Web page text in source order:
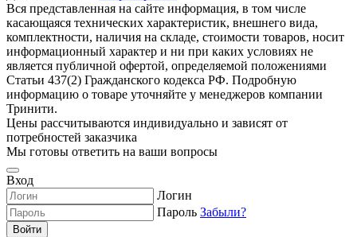
Вся представленная на сайте информация, в том числе
касающаяся технических характеристик, внешнего вида,
комплектности, наличия на складе, стоимости товаров, носит
информационный характер и ни при каких условиях не
является публичной офертой, определяемой положениями
Статьи 437(2) Гражданского кодекса РФ. Подробную
информацию о товаре уточняйте у менеджеров компании
Тринити.
Цены рассчитываются индивидуально и зависят от
потребностей заказчика
Мы готовы ответить на ваши вопросы
Вход
Логин
Пароль Забыли?
Войти